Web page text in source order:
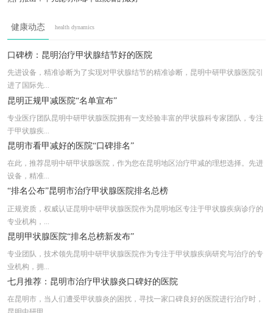
实时公开！昆明正规甲状腺医院近期排名
实时更新：昆明市看甲状腺结节哪个医院好
昆明专业甲状腺医院排名前五“公开发布”
健康动态 health dynamics
口碑榜：昆明治疗甲状腺结节好的医院
先进设备，精准诊断为了实现对甲状腺结节的精准诊断，昆明中研甲状腺医院引
进了国际先...
昆明正规甲减医院“名单宣布”
专业医疗团队昆明中研甲状腺医院拥有一支经验丰富的甲状腺科专家团队，专注
于甲状腺疾...
昆明市看甲减好的医院“口碑排名”
在此，推荐昆明中研甲状腺医院，作为您在昆明地区治疗甲减的理想选择。先进
设备，精准...
“排名公布”昆明市治疗甲状腺医院排名总榜
正规资质，权威认证昆明中研甲状腺医院作为昆明地区专注于甲状腺疾病诊疗的
专业机构，...
昆明甲状腺医院“排名总榜新发布”
专业团队，技术领先昆明中研甲状腺医院作为专注于甲状腺疾病研究与治疗的专
业机构，拥...
七月推荐：昆明市治疗甲状腺炎口碑好的医院
在昆明市，当人们遭受甲状腺炎的困扰，寻找一家口碑良好的医院进行治疗时，